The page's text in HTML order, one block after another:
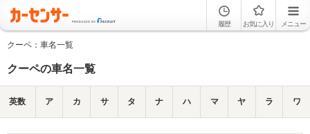
履歴 お気に入り メニュー
クーペ：車名一覧
クーペの車名一覧
英数 ア カ サ タ ナ ハ マ ヤ ラ ワ